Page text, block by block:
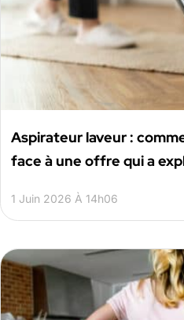
Aspirateur laveur :
face à une offre qui a
1 Juin 2026 À 14h06